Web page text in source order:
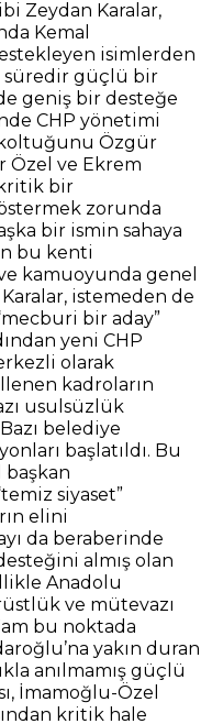
Zeydan Karalar,
Kemal
isimlerden
süredir güçlü bir
geniş bir desteğe
CHP yönetimi
koltuğunu Özgür
Özel ve Ekrem
bir
zorunda
bir ismin sahaya
bu kenti
kamuoyunda genel
istemeden de
bir aday”
yeni CHP
olarak
kadroların
usulsüzlük
belediye
başlatıldı. Bu
siyaset”
elini
da beraberinde
almış olan
Anadolu
ve mütevazı
bu noktada
yakın duran
anılmamış güçlü
İmamoğlu-Özel
kritik hale